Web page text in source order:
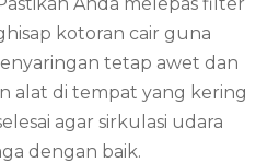
kotoran cair guna
tetap awet dan
alat di tempat yang kering
agar sirkulasi udara
dengan baik.